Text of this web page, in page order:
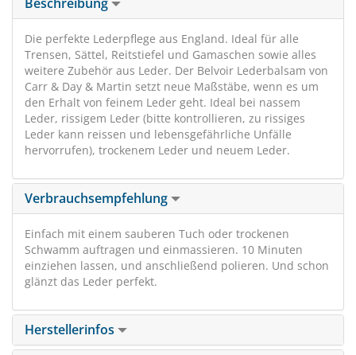
Die perfekte Lederpflege aus England. Ideal für alle
Trensen, Sättel, Reitstiefel und Gamaschen sowie alles
weitere Zubehör aus Leder. Der Belvoir Lederbalsam von
Carr & Day & Martin setzt neue Maßstäbe, wenn es um
den Erhalt von feinem Leder geht. Ideal bei nassem
Leder, rissigem Leder (bitte kontrollieren, zu rissiges
Leder kann reissen und lebensgefährliche Unfälle
hervorrufen), trockenem Leder und neuem Leder.
Verbrauchsempfehlung
Einfach mit einem sauberen Tuch oder trockenen
Schwamm auftragen und einmassieren. 10 Minuten
einziehen lassen, und anschließend polieren. Und schon
glänzt das Leder perfekt.
Herstellerinfos